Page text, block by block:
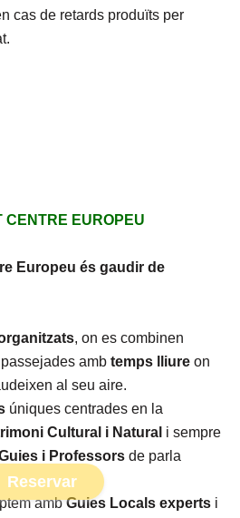
Reservar
cas de retards produïts per
CENTRE EUROPEU
Europeu és gaudir de
, on es combinen
amb temps lliure on
al seu aire.
úniques centrades en la
Cultural i Natural i sempre
i Professors de parla
ambGuies Locals experts i